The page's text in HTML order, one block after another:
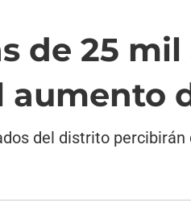
de 25
del distrito